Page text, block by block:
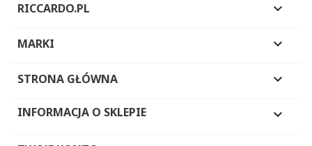
RICCARDO.PL 
MARKI 
STRONA GŁÓWNA 
INFORMACJA O SKLEPIE 